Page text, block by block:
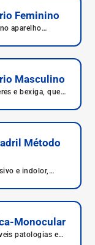
Feminino
aparelho
Masculino
e bexiga, que
Método
e indolor,
Monocular
patologias e